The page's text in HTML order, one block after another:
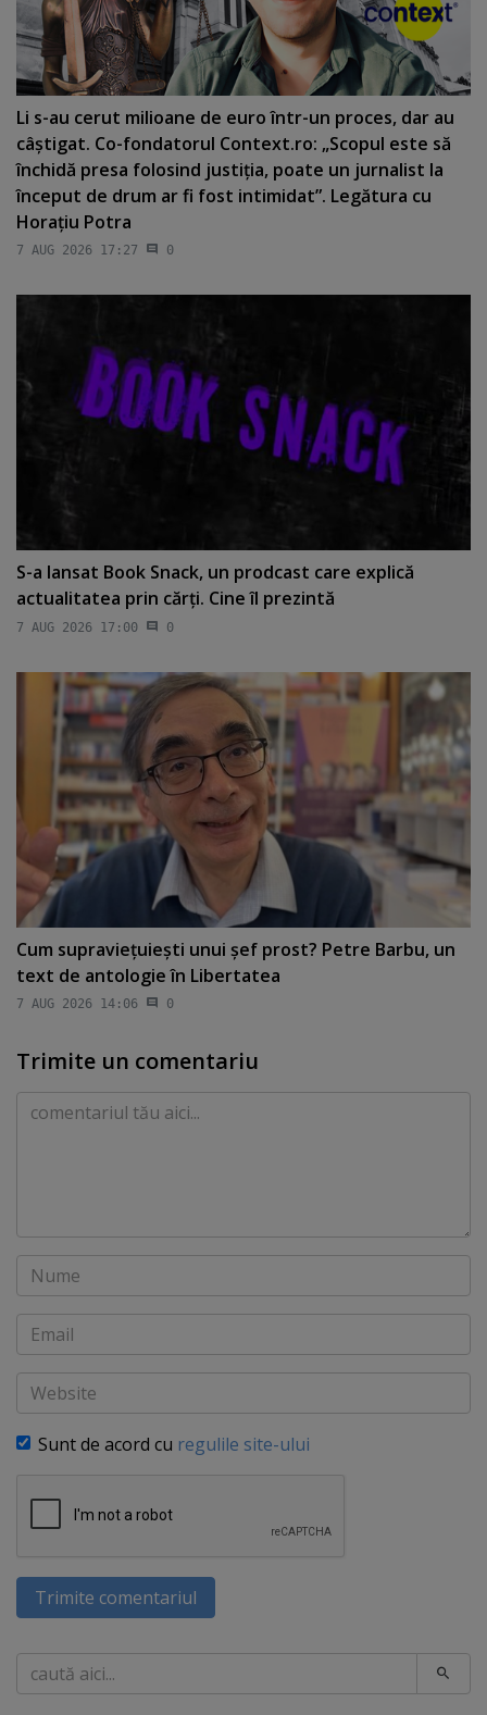
Li s-au cerut milioane de euro într-un proces, dar au
câştigat. Co-fondatorul Context.ro: „Scopul este să
închidă presa folosind justiţia, poate un jurnalist la
început de drum ar fi fost intimidat”. Legătura cu
Horaţiu Potra
7 AUG 2026 17:27 0
S-a lansat Book Snack, un prodcast care explică
actualitatea prin cărţi. Cine îl prezintă
7 AUG 2026 17:00 0
Cum supravieţuieşti unui şef prost? Petre Barbu, un
text de antologie în Libertatea
7 AUG 2026 14:06 0
Trimite un comentariu
Comentariu
Nume
Email
Website
Sunt de acord cu regulile site-ului
Trimite comentariul
Caută